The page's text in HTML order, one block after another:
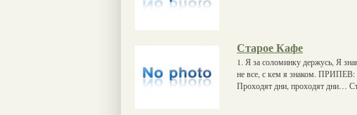
Старое Кафе
1. Я за соломинку держусь, Я
не все, с кем я знаком. ПРИПЕВ:
Проходят дни, проходят дни…